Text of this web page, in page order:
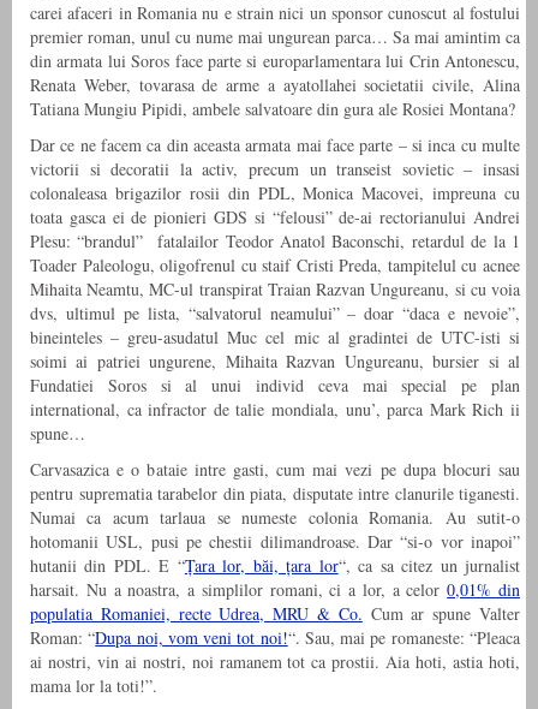
carei afaceri in Romania nu e strain nici un sponsor cunoscut al fostului
premier roman, unul cu nume mai ungurean parca… Sa mai amintim ca
din armata lui Soros face parte si europarlamentara lui Crin Antonescu,
Renata Weber, tovarasa de arme a ayatollahei societatii civile, Alina
Tatiana Mungiu Pipidi, ambele salvatoare din gura ale Rosiei Montana?
Dar ce ne facem ca din aceasta armata mai face parte – si inca cu multe
victorii si decoratii la activ, precum un transeist sovietic – insasi
colonaleasa brigazilor rosii din PDL, Monica Macovei, impreuna cu
toata gasca ei de pionieri GDS si “felousi” de-ai rectorianului Andrei
Plesu: “brandul” fatalailor Teodor Anatol Baconschi, retardul de la 1
Toader Paleologu, oligofrenul cu staif Cristi Preda, tampitelul cu acnee
Mihaita Neamtu, MC-ul transpirat Traian Razvan Ungureanu, si cu voia
dvs, ultimul pe lista, “salvatorul neamului” – doar “daca e nevoie”,
bineinteles – greu-asudatul Muc cel mic al gradintei de UTC-isti si
soimi ai patriei ungurene, Mihaita Razvan Ungureanu, bursier si al
Fundatiei Soros si al unui individ ceva mai special pe plan
international, ca infractor de talie mondiala, unu’, parca Mark Rich ii
spune…
Carvasazica e o bataie intre gasti, cum mai vezi pe dupa blocuri sau
pentru suprematia tarabelor din piata, disputate intre clanurile tiganesti.
Numai ca acum tarlaua se numeste colonia Romania. Au sutit-o
hotomanii USL, pusi pe chestii dilimandroase. Dar “si-o vor inapoi”
hutanii din PDL. E “Țara lor, băi, țara lor“, ca sa citez un jurnalist
harsait. Nu a noastra, a simplilor romani, ci a lor, a celor0,01% din
populatia Romaniei, recte Udrea, MRU & Co. Cum ar spune Valter
Roman: “Dupa noi, vom veni tot noi!“. Sau, mai pe romaneste: “Pleaca
ai nostri, vin ai nostri, noi ramanem tot ca prostii. Aia hoti, astia hoti,
mama lor la toti!”.